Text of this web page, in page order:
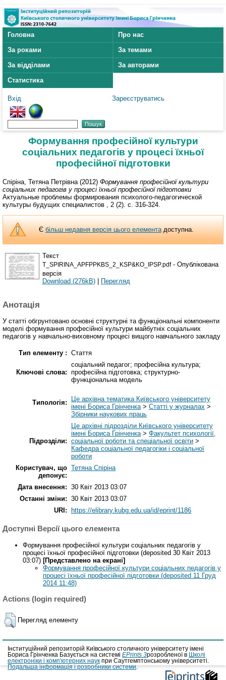
Головна
Про нас
За роками
За темами
За відділами
За авторами
Статистика
Вхід Зареєструватись
Формування професійної культури
соціальних педагогів у процесі їхньої
професійної підготовки
Спіріна, Тетяна Петрівна (2012) Формування професійної культури
соціальних педагогів у процесі їхньої професійної підготовки
Актуальные проблемы формирования психолого-педагогической
культуры будущих специалистов , 2 (2). с. 316-324.
Єбільш недавня версія цього елементадоступна.
Текст
T_SPIRINA_APFPPKBS_2_KSP&KO_IPSP.pdf- Опублікована
версія
Download (276kB)
Перегляд
Анотація
У статті обгрунтовано основні структурні та функціональні компоненти
моделі формування професійної культури майбутніх соціальних
педагогів у навчально-виховному процесі вищого навчального закладу
Тип елементу : Стаття
Ключові слова:
соціальний педагог; професійна культура;
професійна підготовка; структурно-
функціональна модель
Типологія:
Це архівна тематика Київського університету
імені Бориса Грінченка > Статті у журналах >
Збірники наукових праць
Підрозділи:
Це архівні підрозділи Київського університету
імені Бориса Грінченка > Факультет психології,
соціальної роботи та спеціальної освіти >
Кафедра соціальної педагогіки і соціальної
роботи
Користувач, що
депонує:
Тетяна Спіріна
Дата внесення: 30 Квіт 2013 03:07
Останні зміни: 30 Квіт 2013 03:07
URI:
https://elibrary.kubg.edu.ua/id/eprint/1186
Доступні Версії цього елемента
Формування професійної культури соціальних педагогів у
процесі їхньої професійної підготовки (deposited 30 Квіт 2013
03:07) [Представлено на екрані]
Формування професійної культури соціальних педагогів у
процесі їхньої професійної підготовки (deposited 11 Груд
2014 11:48)
Actions (login required)
Перегляд елементу
Інституційний репозиторій Київського столичного університету імені
Бориса Грінченка Базується на системі EPrints 3розробленої в
Школі
електроніки і комп'ютерних наук при Саутгемптонському університеті.
Подальша інформація і розробники системи.